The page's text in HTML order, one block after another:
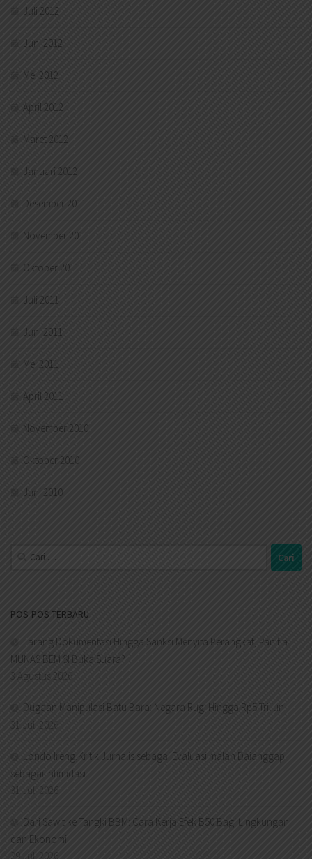
Juli 2012
Juni 2012
Mei 2012
April 2012
Maret 2012
Januari 2012
Desember 2011
November 2011
Oktober 2011
Juli 2011
Juni 2011
Mei 2011
April 2011
November 2010
Oktober 2010
Juni 2010
POS-POS TERBARU
Larang Dokumentasi Hingga Sanksi Menyita Perangkat, Panitia
MUNAS BEM SI Buka Suara?
3 Agustus 2026
Dugaan Manipulasi Batu Bara: Negara Rugi Hingga Rp5 Triliun
31 Juli 2026
Londo Ireng,Kritik Jurnalis sebagai Evaluasi malah Daianggap
sebagai Intimidasi.
31 Juli 2026
Dari Sawit ke Tangki BBM: Cara Kerja Efek B50 Bagi Lingkungan
dan Ekonomi
29 Juli 2026